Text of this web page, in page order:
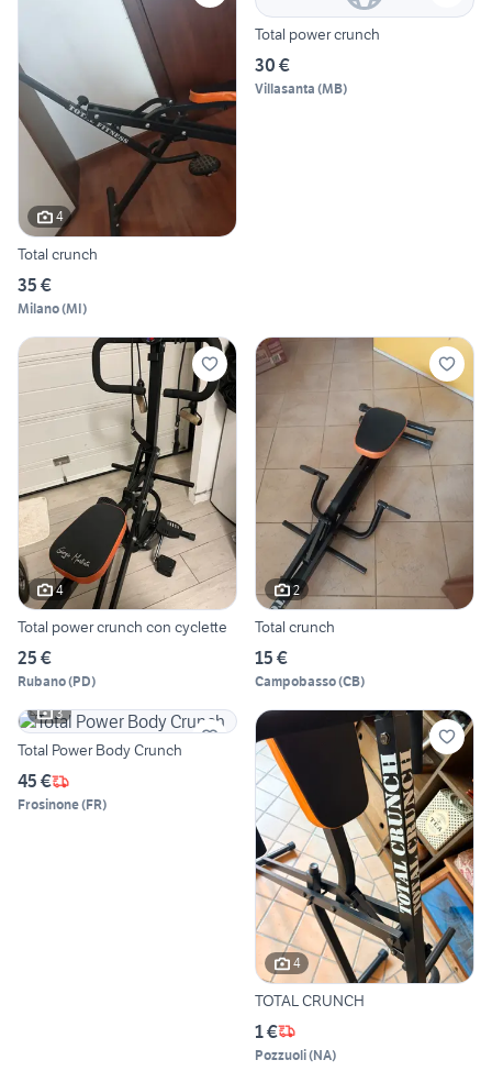
4
Total crunch
35 €
Milano(MI)
Total power crunch
30 €
Villasanta (MB)
4
Total power crunch con cyclette
25 €
Rubano(PD)
2
Total crunch
15 €
Campobasso(CB)
3
Total Power Body Crunch
45 €
Frosinone(FR)
4
TOTAL CRUNCH
1 €
Pozzuoli(NA)